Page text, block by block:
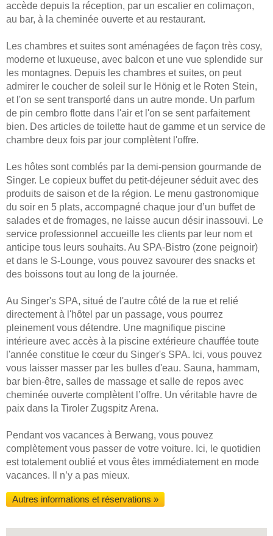
accède depuis la réception, par un escalier en colimaçon,
au bar, à la cheminée ouverte et au restaurant.
Les chambres et suites sont aménagées de façon très cosy,
moderne et luxueuse, avec balcon et une vue splendide sur
les montagnes. Depuis les chambres et suites, on peut
admirer le coucher de soleil sur le Hönig et le Roten Stein,
et l'on se sent transporté dans un autre monde. Un parfum
de pin cembro flotte dans l'air et l'on se sent parfaitement
bien. Des articles de toilette haut de gamme et un service de
chambre deux fois par jour complètent l'offre.
Les hôtes sont comblés par la demi-pension gourmande de
Singer. Le copieux buffet du petit-déjeuner séduit avec des
produits de saison et de la région. Le menu gastronomique
du soir en 5 plats, accompagné chaque jour d’un buffet de
salades et de fromages, ne laisse aucun désir inassouvi. Le
service professionnel accueille les clients par leur nom et
anticipe tous leurs souhaits. Au SPA-Bistro (zone peignoir)
et dans le S-Lounge, vous pouvez savourer des snacks et
des boissons tout au long de la journée.
Au Singer's SPA, situé de l'autre côté de la rue et relié
directement à l'hôtel par un passage, vous pourrez
pleinement vous détendre. Une magnifique piscine
intérieure avec accès à la piscine extérieure chauffée toute
l'année constitue le cœur du Singer's SPA. Ici, vous pouvez
vous laisser masser par les bulles d'eau. Sauna, hammam,
bar bien-être, salles de massage et salle de repos avec
cheminée ouverte complètent l’offre. Un véritable havre de
paix dans la Tiroler Zugspitz Arena.
Pendant vos vacances à Berwang, vous pouvez
complètement vous passer de votre voiture. Ici, le quotidien
est totalement oublié et vous êtes immédiatement en mode
vacances. Il n’y a pas mieux.
Autres informations et réservations »